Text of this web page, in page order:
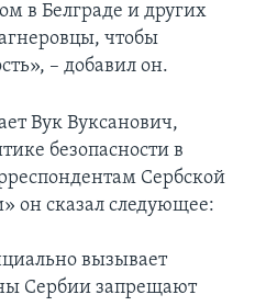
в Белграде и других
чтобы
– добавил он.
Вук Вуксанович,
безопасности в
Сербской
он сказал следующее:
вызывает
Сербии запрещают